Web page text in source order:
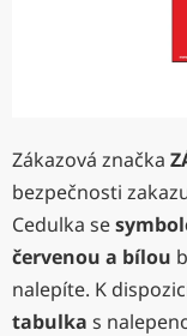
Zákazová značka
bezpečnosti
Cedulka se
červenou a bílou
nalepíte. K
tabulka s